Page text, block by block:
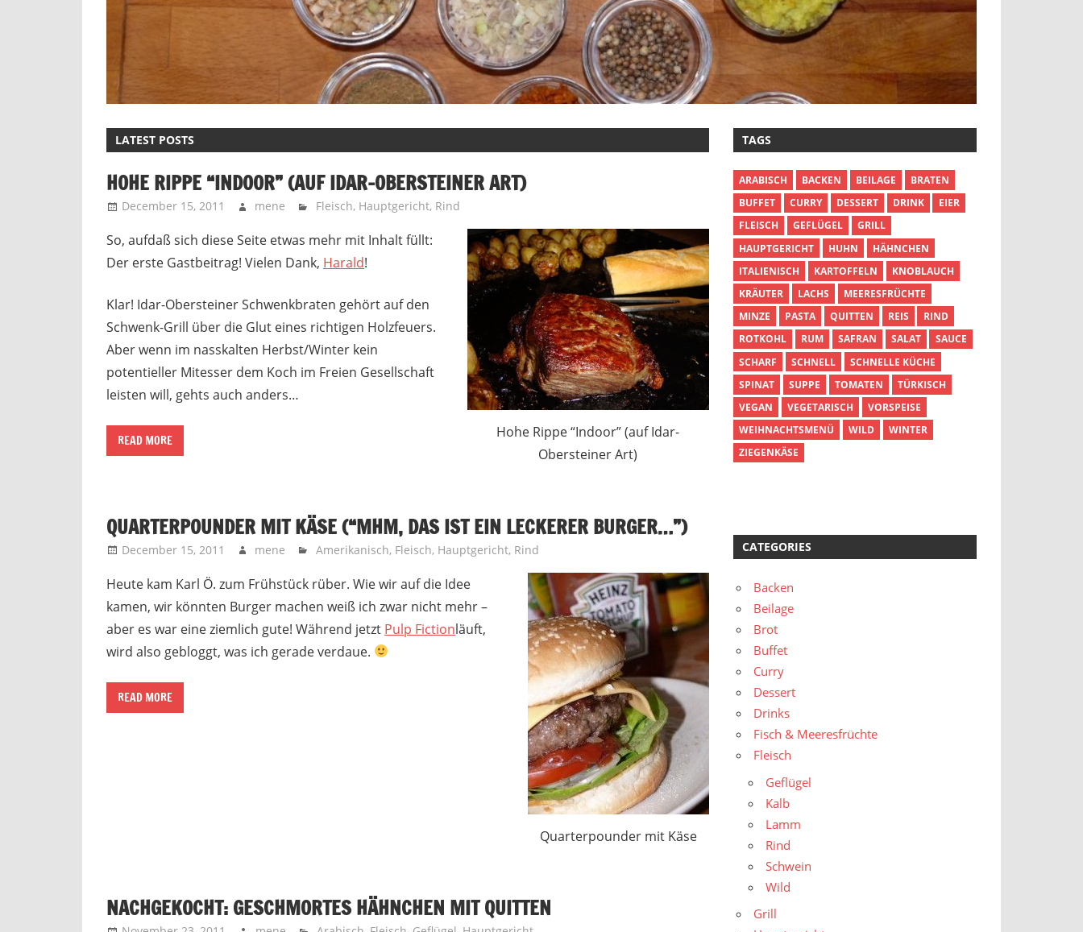
LATEST POSTS
HOHE RIPPE “INDOOR” (AUF IDAR-OBERSTEINER ART)
December 15, 2011 mene Fleisch, Hauptgericht, Rind
Hohe Rippe “Indoor” (auf Idar-
Obersteiner Art)
So, aufdaß sich diese Seite etwas mehr mit Inhalt füllt:
Der erste Gastbeitrag! Vielen Dank, Harald!
Klar! Idar-Obersteiner Schwenkbraten gehört auf den
Schwenk-Grill über die Glut eines richtigen Holzfeuers.
Aber wenn im nasskalten Herbst/Winter kein
potentieller Mitesser dem Koch im Freien Gesellschaft
leisten will, gehts auch anders…
READ MORE
QUARTERPOUNDER MIT KÄSE (“MHM, DAS IST EIN LECKERER BURGER…”)
December 15, 2011 mene Amerikanisch, Fleisch, Hauptgericht, Rind
Quarterpounder mit Käse
Heute kam Karl Ö. zum Frühstück rüber. Wie wir auf die Idee
kamen, wir könnten Burger machen weiß ich zwar nicht mehr –
aber es war eine ziemlich gute! Während jetzt Pulp Fictionläuft,
wird also gebloggt, was ich gerade verdaue.
READ MORE
NACHGEKOCHT: GESCHMORTES HÄHNCHEN MIT QUITTEN
TAGS
ARABISCH BACKEN BEILAGE
BRATEN
BUFFET
CURRY DESSERT DRINK
EIER
FLEISCH
GEFLÜGEL
GRILL
HAUPTGERICHT
HUHN
HÄHNCHEN
ITALIENISCH
KARTOFFELN
KNOBLAUCH
KRÄUTER
LACHS
MEERESFRÜCHTE
MINZE
PASTA QUITTEN REIS
RIND
ROTKOHL
RUM SAFRAN SALAT
SAUCE
SCHARF
SCHNELL
SCHNELLE KÜCHE
SPINAT
SUPPE TOMATEN
TÜRKISCH
VEGAN
VEGETARISCH
VORSPEISE
WEIHNACHTSMENÜ
WILD
WINTER
ZIEGENKÄSE
CATEGORIES
Backen
Beilage
Brot
Buffet
Curry
Dessert
Drinks
Fisch & Meeresfrüchte
Fleisch
Geflügel
Kalb
Lamm
Rind
Schwein
Wild
Grill